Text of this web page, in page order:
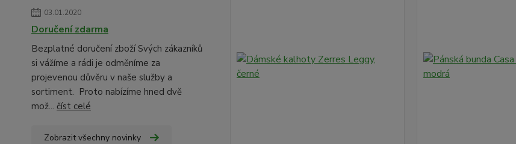
03.01.2020
Doručení zdarma
Bezplatné doručení zboží Svých zákazníků
si vážíme a rádi je odměníme za
projevenou důvěru v naše služby a
sortiment. Proto nabízíme hned dvě
mož... číst celé
Zobrazit všechny novinky